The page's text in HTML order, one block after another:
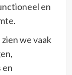
en
we vaak
en